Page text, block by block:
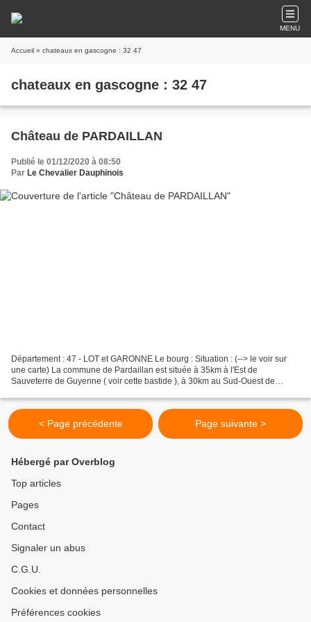
MENU
Accueil » chateaux en gascogne : 32 47
chateaux en gascogne : 32 47
Château de PARDAILLAN
Publié le 01/12/2020 à 08:50
Par Le Chevalier Dauphinois
Département : 47 - LOT et GARONNE Le bourg : Situation : (--> le voir sur
une carte) La commune de Pardaillan est située à 35km à l'Est de
Sauveterre de Guyenne ( voir cette bastide ), à 30km au Sud-Ouest de
< Page précédente Page suivante >
Hébergé par Overblog
Top articles
Pages
Contact
Signaler un abus
C.G.U.
Cookies et données personnelles
Préférences cookies